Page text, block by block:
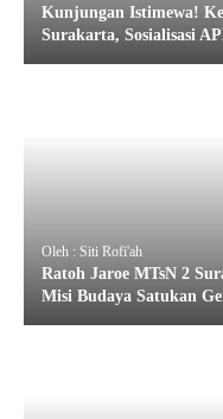
Kunjungan Istimewa!
Surakarta, Sosialisasi
Oleh : Siti Rofi'ah
Ratoh Jaroe MTsN 2
Misi Budaya Satukan